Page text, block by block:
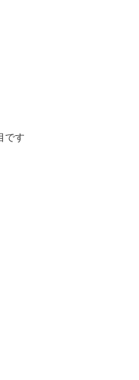
です